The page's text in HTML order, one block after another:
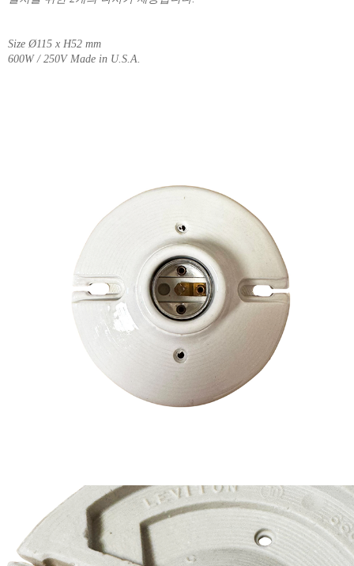
Size Ø115 x H52 mm
600W / 250V Made in U.S.A.